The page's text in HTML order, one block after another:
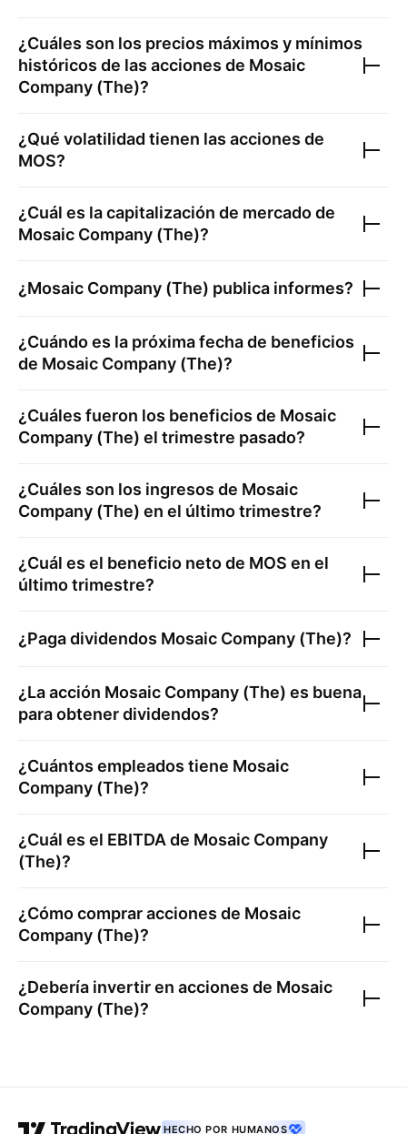
¿Cuáles son los precios máximos y mínimos
históricos de las acciones de Mosaic
Company (The)?
¿Qué volatilidad tienen las acciones de
MOS?
¿Cuál es la capitalización de mercado de
Mosaic Company (The)?
¿Mosaic Company (The) publica informes?
¿Cuándo es la próxima fecha de beneficios
de Mosaic Company (The)?
¿Cuáles fueron los beneficios de Mosaic
Company (The) el trimestre pasado?
¿Cuáles son los ingresos de Mosaic
Company (The) en el último trimestre?
¿Cuál es el beneficio neto de MOS en el
último trimestre?
¿Paga dividendos Mosaic Company (The)?
¿La acción Mosaic Company (The) es buena
para obtener dividendos?
¿Cuántos empleados tiene Mosaic
Company (The)?
¿Cuál es el EBITDA de Mosaic Company
(The)?
¿Cómo comprar acciones de Mosaic
Company (The)?
¿Debería invertir en acciones de Mosaic
Company (The)?
HECHO POR HUMANOS